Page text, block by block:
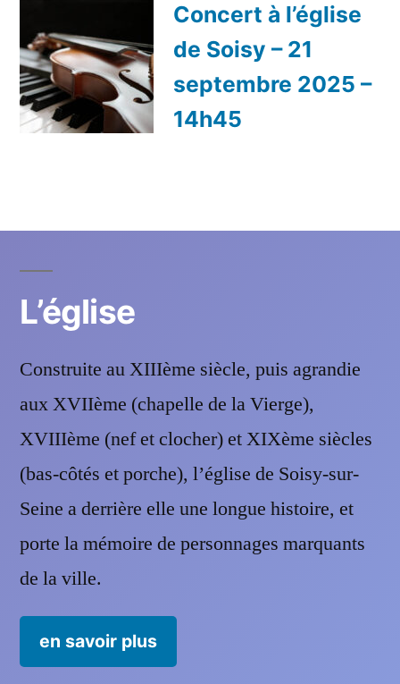
Concert à l’église
de Soisy – 21
septembre 2025 –
14h45
L’église
Construite au XIIIème siècle, puis agrandie
aux XVIIème (chapelle de la Vierge),
XVIIIème (nef et clocher) et XIXème siècles
(bas-côtés et porche), l’église de Soisy-sur-
Seine a derrière elle une longue histoire, et
porte la mémoire de personnages marquants
de la ville.
en savoir plus